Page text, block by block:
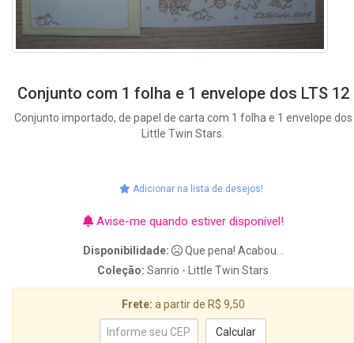
Conjunto com 1 folha e 1 envelope dos LTS 12
Conjunto importado, de papel de carta com 1 folha e 1 envelope dos
Little Twin Stars.
Adicionar na lista de desejos!
Avise-me quando estiver disponível!
Disponibilidade:
Que pena! Acabou...
Coleção: Sanrio - Little Twin Stars
Frete: a partir de R$ 9,50